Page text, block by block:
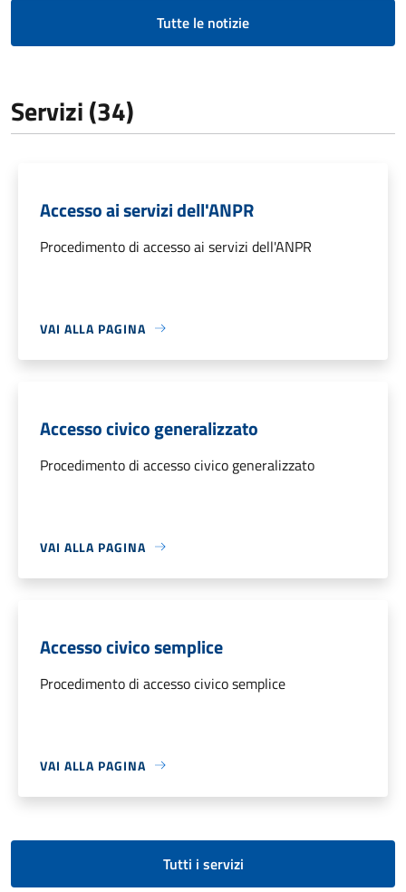
Tutte le notizie
Servizi (34)
Accesso ai servizi dell'ANPR
Procedimento di accesso ai servizi dell'ANPR
VAI ALLA PAGINA
Accesso civico generalizzato
Procedimento di accesso civico generalizzato
VAI ALLA PAGINA
Accesso civico semplice
Procedimento di accesso civico semplice
VAI ALLA PAGINA
Tutti i servizi